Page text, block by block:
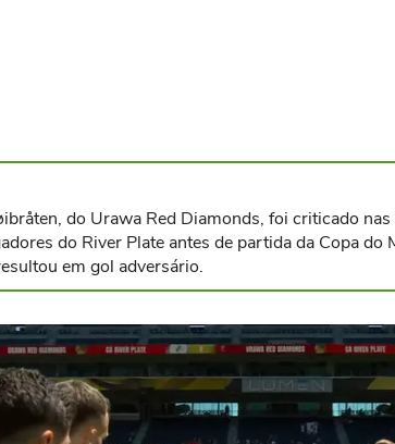
do Urawa Red Diamonds, foi criticado
do River Plate antes de partida da Copa do
em gol adversário.